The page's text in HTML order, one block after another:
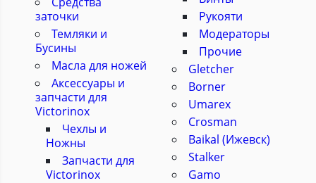
заточки
Темляки и
Бусины
Масла для ножей
Аксессуары и
запчасти для
Victorinox
Чехлы и
Ножны
Запчасти для
Victorinox
Рукояти
Модераторы
Прочие
Gletcher
Borner
Umarex
Crosman
Baikal (Ижевск)
Stalker
Gamo